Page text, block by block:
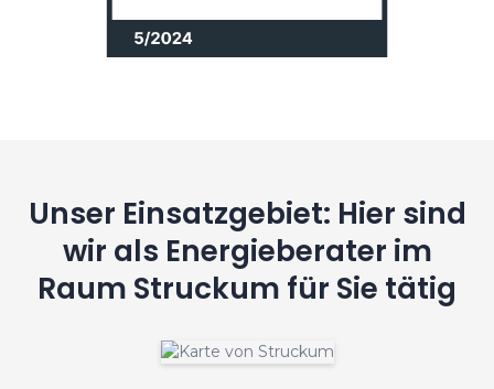
Unser Einsatzgebiet: Hier sind
wir als Energieberater im
Raum Struckum für Sie tätig